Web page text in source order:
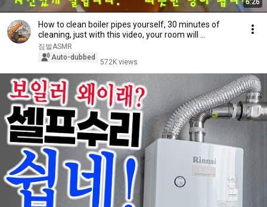
6:26
How to clean boiler pipes yourself, 30 minutes of
cleaning, just with this video, your room will ...
짐벌ASMR
Auto-dubbed
572K views